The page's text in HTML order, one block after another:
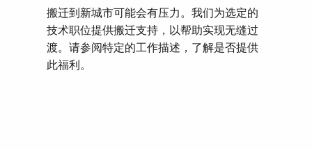
搬迁到新城市可能会有压力。我们为选定的
技术职位提供搬迁支持，以帮助实现无缝过
渡。请参阅特定的工作描述，了解是否提供
此福利。